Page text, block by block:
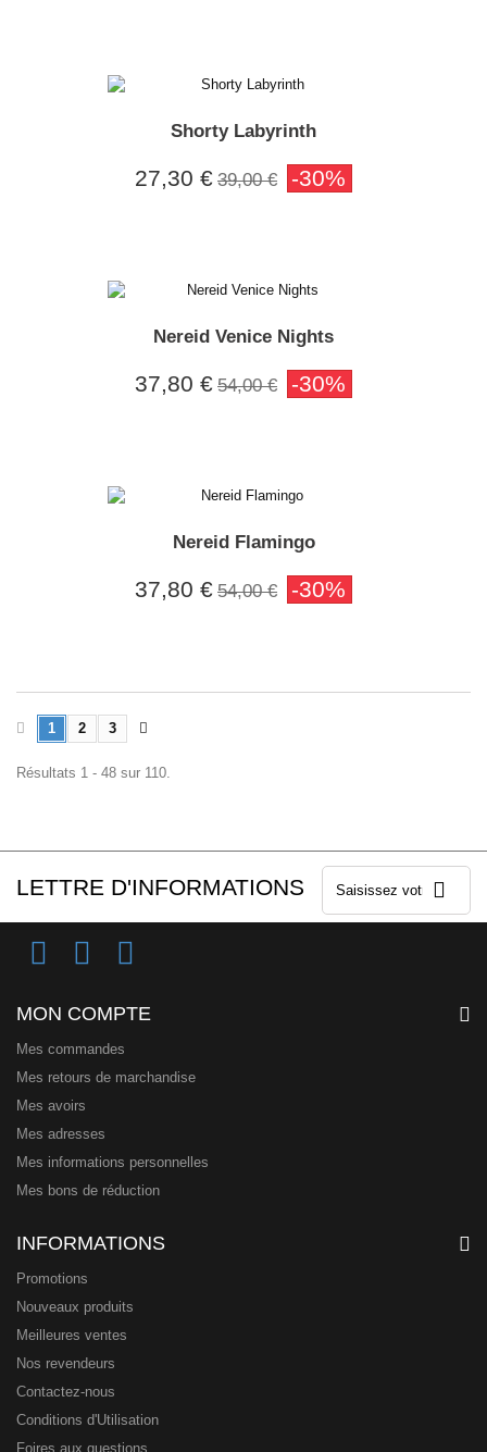
Shorty Labyrinth
27,30 € 39,00 € -30%
Nereid Venice Nights
37,80 € 54,00 € -30%
Nereid Flamingo
37,80 € 54,00 € -30%
1 2 3
Résultats 1 - 48 sur 110.
LETTRE D'INFORMATIONS
MON COMPTE
Mes commandes
Mes retours de marchandise
Mes avoirs
Mes adresses
Mes informations personnelles
Mes bons de réduction
INFORMATIONS
Promotions
Nouveaux produits
Meilleures ventes
Nos revendeurs
Contactez-nous
Conditions d'Utilisation
Foires aux questions